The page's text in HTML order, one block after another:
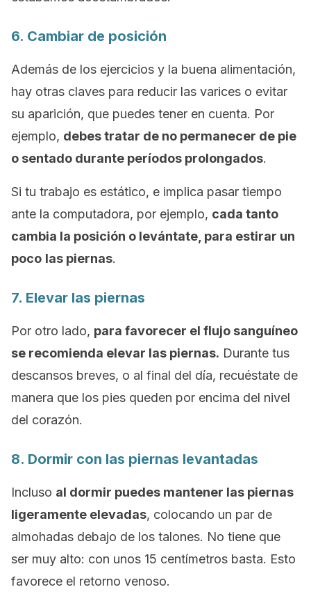
6. Cambiar de posición
Además de los ejercicios y la buena alimentación,
hay otras claves para reducir las varices o evitar
su aparición, que puedes tener en cuenta. Por
ejemplo, debes tratar de no permanecer de pie
o sentado durante períodos prolongados.
Si tu trabajo es estático, e implica pasar tiempo
ante la computadora, por ejemplo, cada tanto
cambia la posición o levántate, para estirar un
poco las piernas.
7. Elevar las piernas
Por otro lado, para favorecer el flujo sanguíneo
se recomienda elevar las piernas. Durante tus
descansos breves, o al final del día, recuéstate de
manera que los pies queden por encima del nivel
del corazón.
8. Dormir con las piernas levantadas
Incluso al dormir puedes mantener las piernas
ligeramente elevadas, colocando un par de
almohadas debajo de los talones. No tiene que
ser muy alto: con unos 15 centímetros basta. Esto
favorece el retorno venoso.